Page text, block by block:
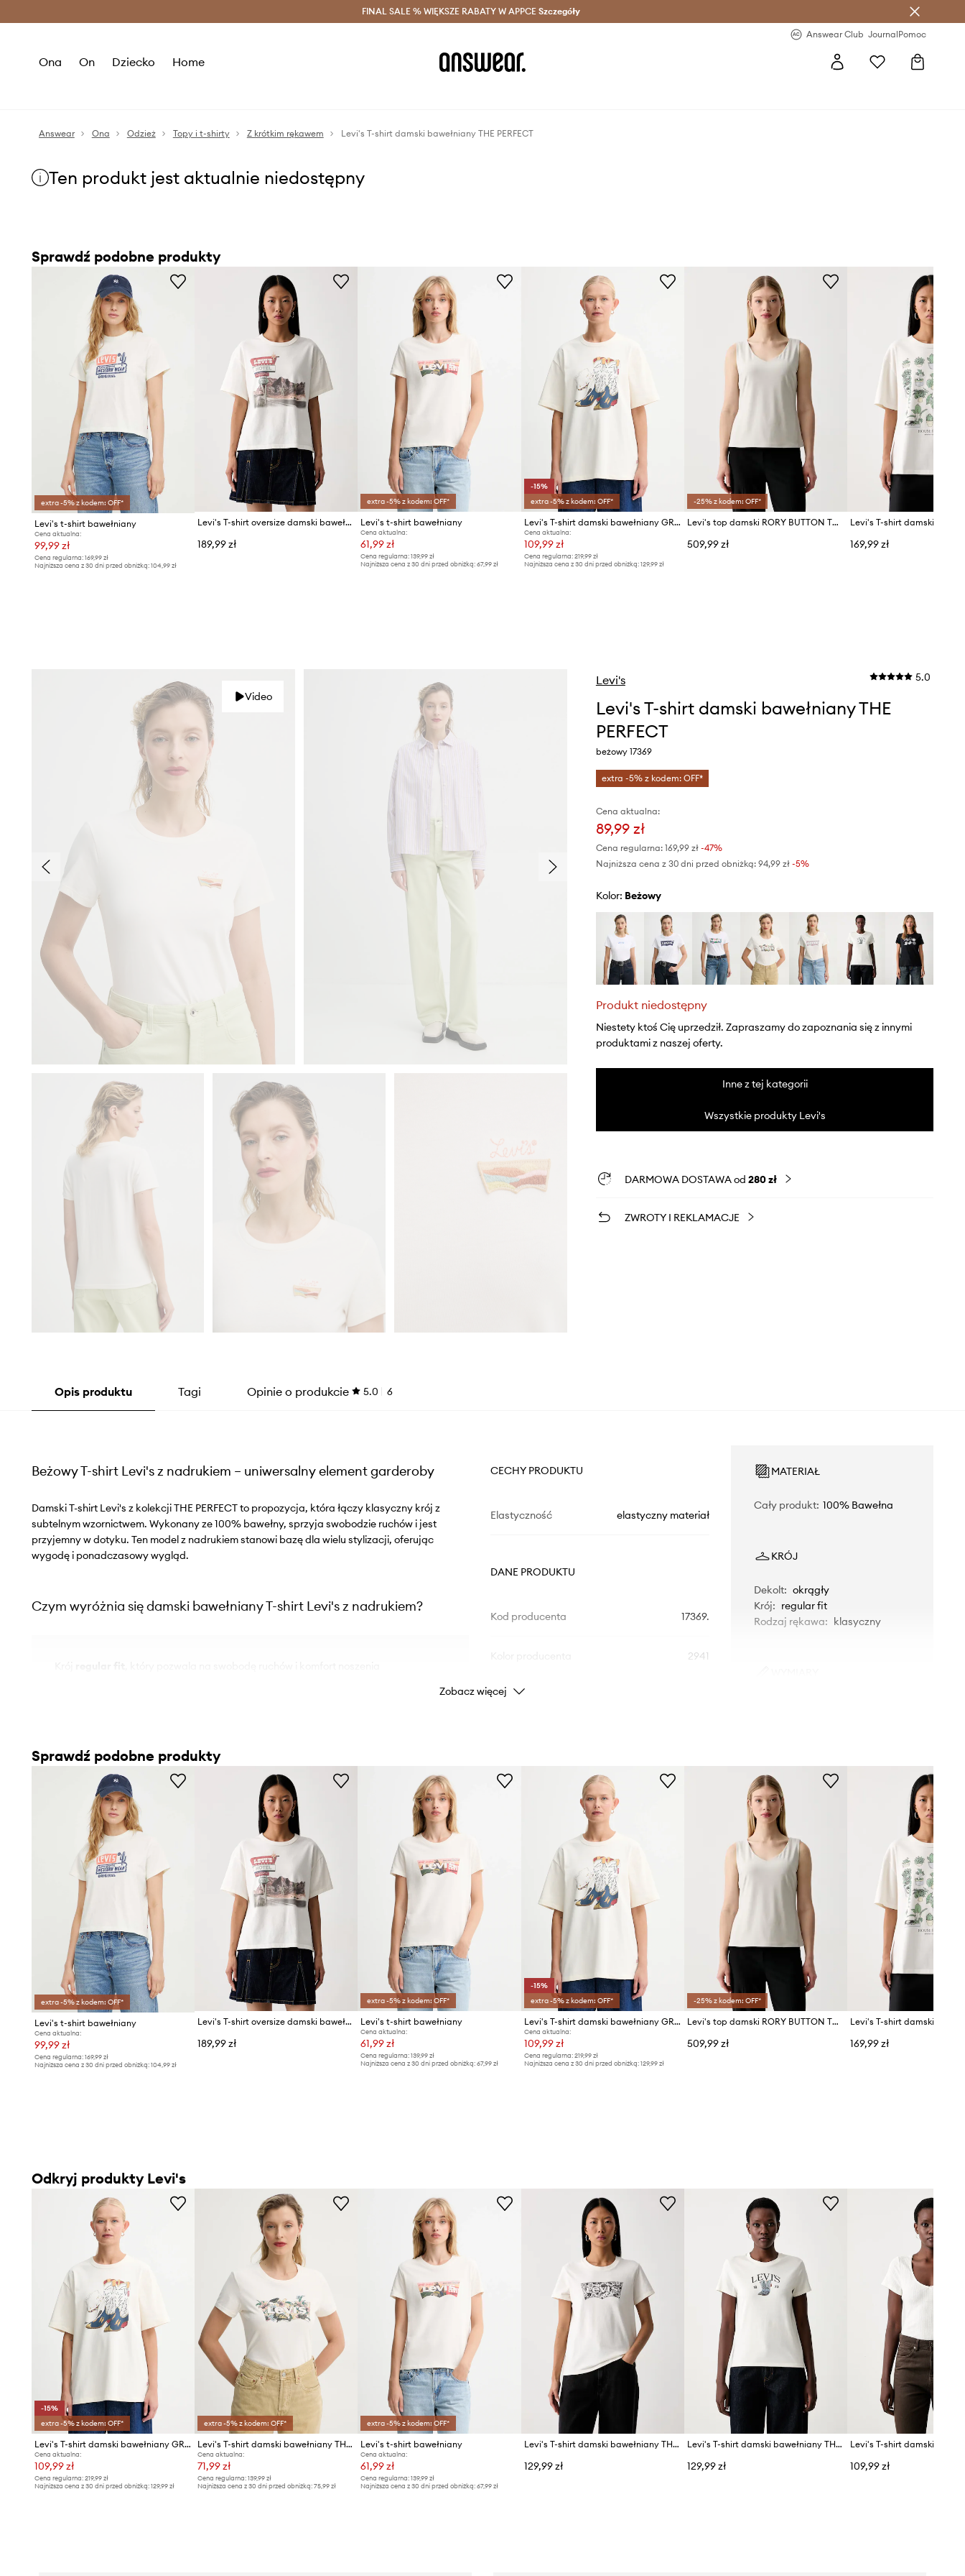
Oszczędzaj z Answear Club > Dostawa nawet w 24h >
FINAL SALE % WIĘKSZE RABATY W APPCE Szczegóły
Answear Club JournalPomoc
Ona On Dziecko Home
Answear Ona Odzież Topy i t-shirty Z krótkim rękawem Levi's T-shirt damski bawełniany THE PERFECT
Ten produkt jest aktualnie niedostępny
Sprawdź podobne produkty
extra -5% z kodem: OFF*
Levi's t-shirt bawełniany
Cena aktualna:
99,99 zł
Cena regularna: 169,99 zł
Najniższa cena z 30 dni przed obniżką: 104,99 zł
Levi's T-shirt oversize damski bawełniany GR VINTAGE
189,99 zł
extra -5% z kodem: OFF*
Levi's t-shirt bawełniany
Cena aktualna:
61,99 zł
Cena regularna: 139,99 zł
Najniższa cena z 30 dni przed obniżką: 67,99 zł
-15%
extra -5% z kodem: OFF*
Levi's T-shirt damski bawełniany GR TABOR
Cena aktualna:
109,99 zł
Cena regularna: 219,99 zł
Najniższa cena z 30 dni przed obniżką: 129,99 zł
-25% z kodem: OFF*
Levi's top damski RORY BUTTON THROUGH SS
509,99 zł 169,99 zł
Video
Levi's 5.0
Levi's T-shirt damski bawełniany THE
PERFECT
beżowy 17369
extra -5% z kodem: OFF*
Cena aktualna:
89,99 zł
Cena regularna: 169,99 zł-47%
Najniższa cena z 30 dni przed obniżką: 94,99 zł -5%
Kolor: beżowy
Produkt niedostępny
Niestety ktoś Cię uprzedził. Zapraszamy do zapoznania się z innymi
produktami z naszej oferty.
Inne z tej kategorii
Wszystkie produkty Levi's
DARMOWA DOSTAWA od 280 zł
ZWROTY I REKLAMACJE
Opis produktu Tagi Opinie o produkcie 5.0 6
Beżowy T-shirt Levi's z nadrukiem – uniwersalny element garderoby
Damski T-shirt Levi's z kolekcji THE PERFECT to propozycja, która łączy klasyczny krój z
subtelnym wzornictwem. Wykonany ze 100% bawełny, sprzyja swobodzie ruchów i jest
przyjemny w dotyku. Ten model z nadrukiem stanowi bazę dla wielu stylizacji, oferując
wygodę i ponadczasowy wygląd.
Czym wyróżnia się damski bawełniany T-shirt Levi's z nadrukiem?
Stylcasual, odpowiedni do różnorodnych, nieformalnych zestawień
Okrągły dekolt, który estetycznie układa się wokół szyi
Wzór z nadrukiem, dodający modelowi indywidualnego charakteru
CECHY PRODUKTU
Elastyczność elastyczny materiał
DANE PRODUKTU
Kod producenta 17369.
2941
Kolor
ID Produktu
MATERIAŁ
Cały produkt: 100% Bawełna
KRÓJ
Dekolt: okrągły
Krój: regular fit
Rodzaj rękawa: klasyczny
Modelka ze zdjęcia ma 176 cm
wzrostu i ma na sobie rozmiar S.
Rozmiarówka zaniżona
Zalecamy wybór rozmiaru większego,
niż nosisz zazwyczaj.
Tabela rozmiarów
Zobacz więcej
Sprawdź podobne produkty
extra -5% z kodem: OFF*
Levi's t-shirt bawełniany
Cena aktualna:
99,99 zł
Cena regularna: 169,99 zł
Najniższa cena z 30 dni przed obniżką: 104,99 zł
Levi's T-shirt oversize damski bawełniany GR VINTAGE
189,99 zł
extra -5% z kodem: OFF*
Levi's t-shirt bawełniany
Cena aktualna:
61,99 zł
Cena regularna: 139,99 zł
Najniższa cena z 30 dni przed obniżką: 67,99 zł
-15%
extra -5% z kodem: OFF*
Levi's T-shirt damski bawełniany GR TABOR
Cena aktualna:
109,99 zł
Cena regularna: 219,99 zł
Najniższa cena z 30 dni przed obniżką: 129,99 zł
-25% z kodem: OFF*
Levi's top damski RORY BUTTON THROUGH SS
509,99 zł 169,99 zł
Odkryj produkty Levi's
-15%
extra -5% z kodem: OFF*
Levi's T-shirt damski bawełniany GR TABOR
Cena aktualna:
109,99 zł
Cena regularna: 219,99 zł
Najniższa cena z 30 dni przed obniżką: 129,99 zł
extra -5% z kodem: OFF*
Levi's T-shirt damski bawełniany THE PERFECT
Cena aktualna:
71,99 zł
Cena regularna:139,99 zł
Najniższa cena z 30 dni przed obniżką:75,99 zł
extra -5% z kodem: OFF*
Levi's t-shirt bawełniany
Cena aktualna:
61,99 zł
Cena regularna: 139,99 zł
Najniższa cena z 30 dni przed obniżką: 67,99 zł
Levi's T-shirt damski bawełniany THE PERFECT
129,99 zł
Levi's T-shirt damski bawełniany THE PERFECT
129,99 zł 109,99 zł